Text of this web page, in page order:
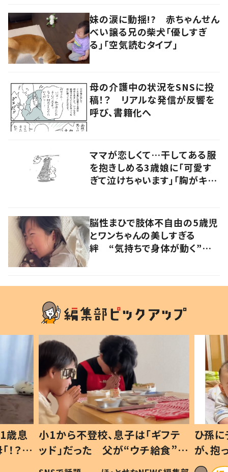
妹の涙に動揺!? 赤ちゃんせん
べい譲る兄の柴犬「優しすぎ
る」「空気読むタイプ」
母の介護中の状況をSNSに投
稿！？ リアルな発信が反響を
呼び、書籍化へ
ママが恋しくて…干してある服
を抱きしめる3歳娘に「可愛す
ぎて泣けちゃいます」「胸がキュ
脳性まひで肢体不自由の5歳児
とワンちゃんの美しすぎる
絆 “気持ちで身体が動く”幸
歳息
？」
小1から不登校、息子は「ギフテ
ッド」だった 父が“ウチ給食”を
作り続ける理由とは #令和の親
ひ孫
が、
「涙が